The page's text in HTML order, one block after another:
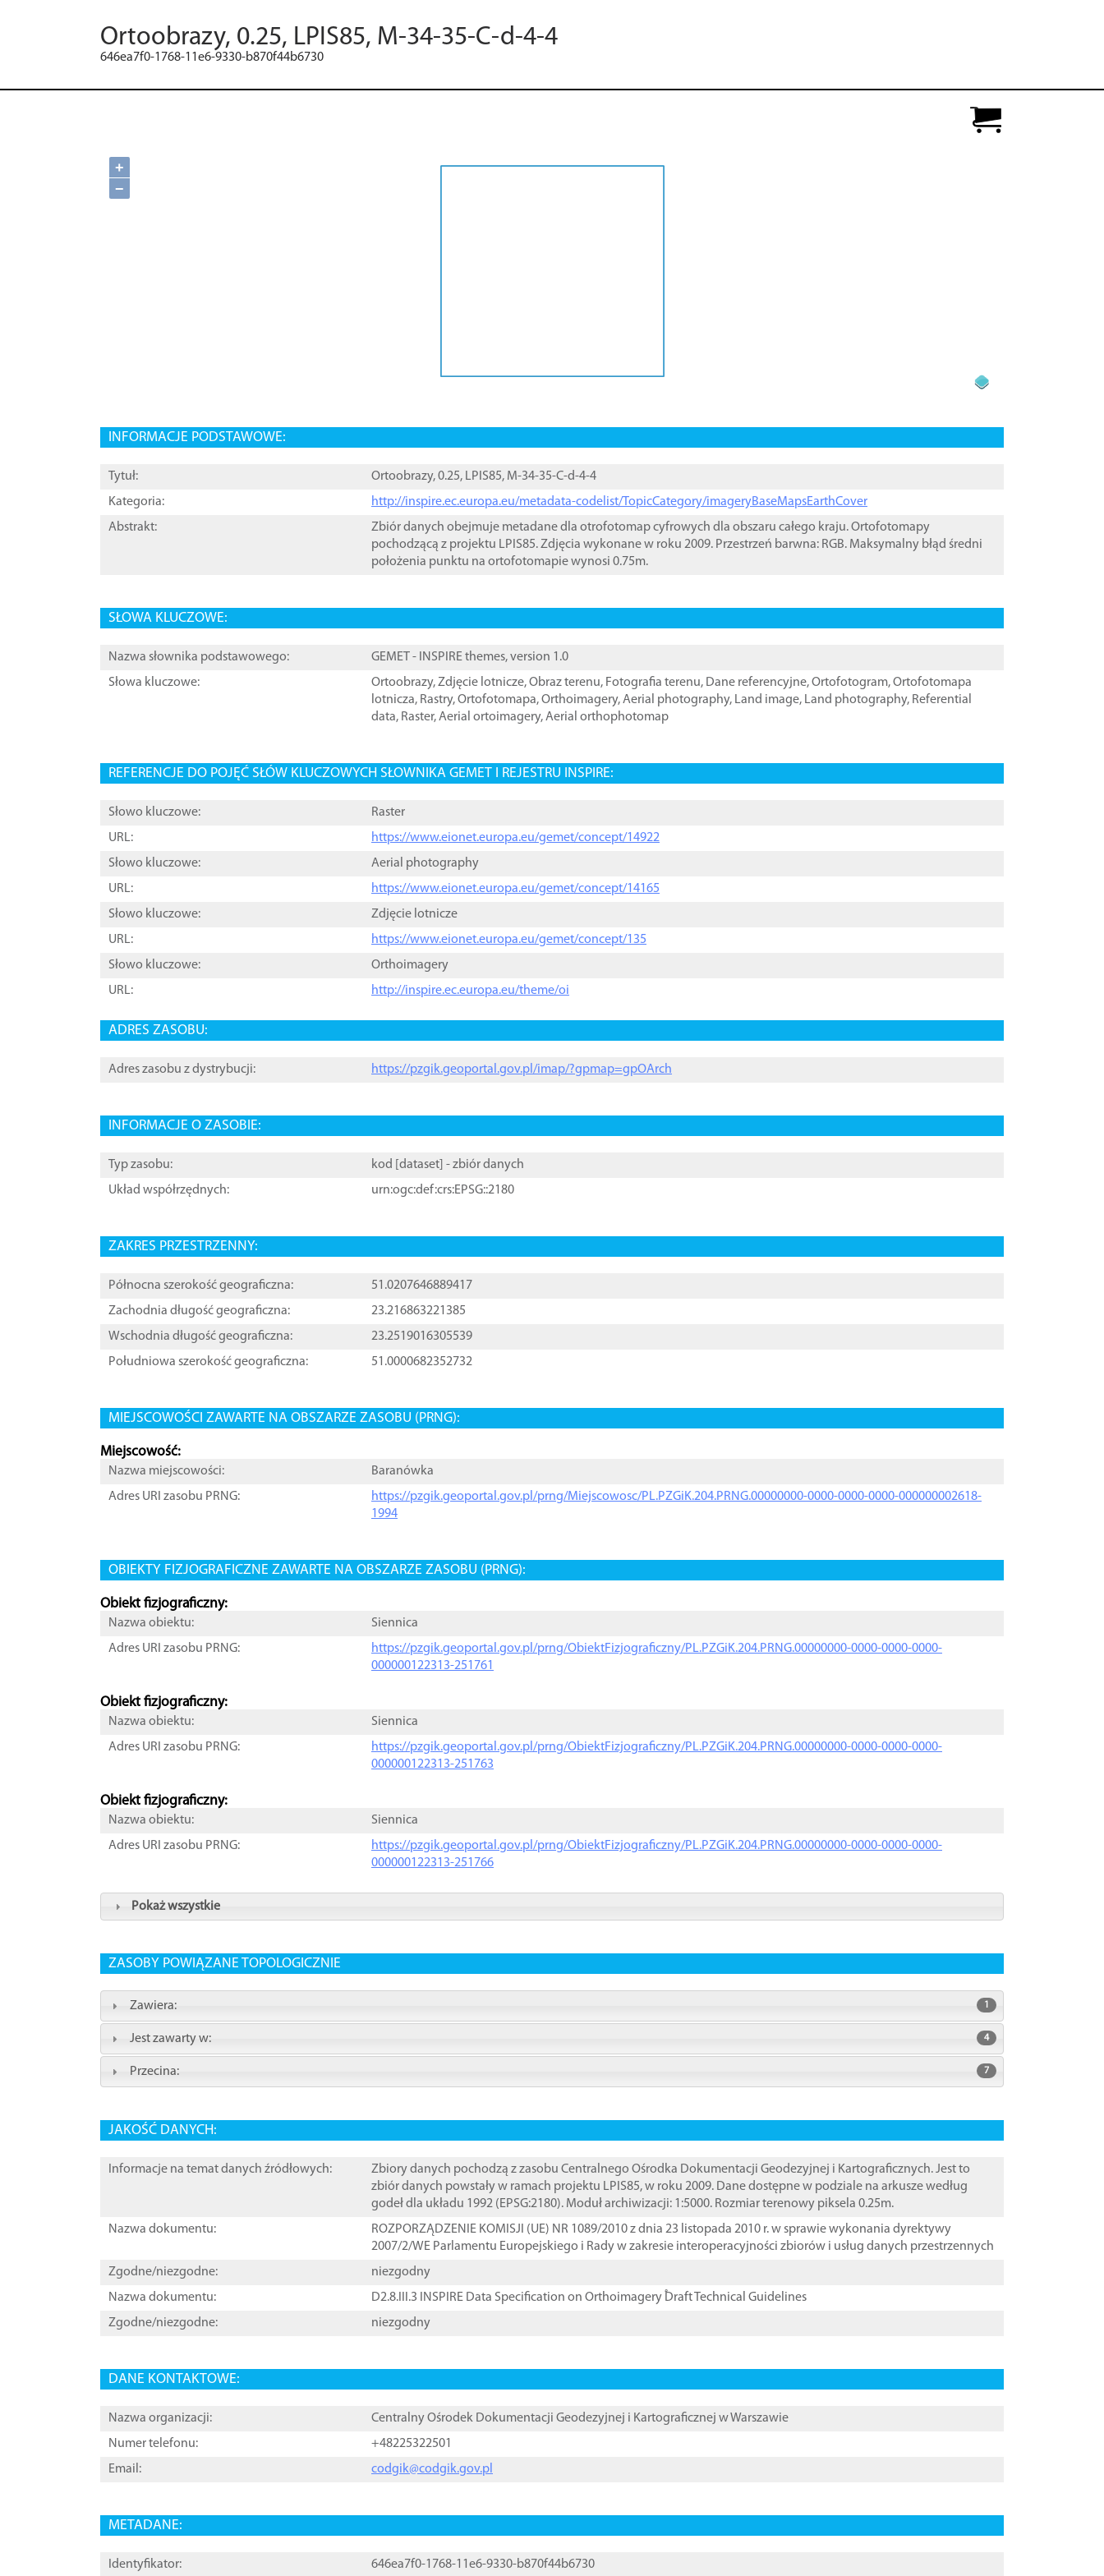
Ortoobrazy, 0.25, LPIS85, M-34-35-C-d-4-4
646ea7f0-1768-11e6-9330-b870f44b6730
+
−
INFORMACJE PODSTAWOWE:
Tytuł:
Ortoobrazy, 0.25, LPIS85, M-34-35-C-d-4-4
Kategoria:
http://inspire.ec.europa.eu/metadata-codelist/TopicCategory/imageryBaseMapsEarthCover
Abstrakt:
Zbiór danych obejmuje metadane dla otrofotomap cyfrowych dla obszaru całego kraju. Ortofotomapy
pochodzącą z projektu LPIS85. Zdjęcia wykonane w roku 2009. Przestrzeń barwna: RGB. Maksymalny błąd średni
położenia punktu na ortofotomapie wynosi 0.75m.
SŁOWA KLUCZOWE:
Nazwa słownika podstawowego:
GEMET - INSPIRE themes, version 1.0
Słowa kluczowe:
Ortoobrazy,Zdjęcie lotnicze,Obraz terenu, Fotografia terenu, Dane referencyjne,Ortofotogram,Ortofotomapa
lotnicza, Rastry,Ortofotomapa,Orthoimagery,Aerial photography, Land image, Land photography, Referential
data, Raster,Aerial ortoimagery,Aerial orthophotomap
REFERENCJE DO POJĘĆ SŁÓW KLUCZOWYCH SŁOWNIKA GEMET I REJESTRU INSPIRE:
Słowo kluczowe:
Raster
URL:
https://www.eionet.europa.eu/gemet/concept/14922
Słowo kluczowe:
Aerial photography
URL:
https://www.eionet.europa.eu/gemet/concept/14165
Słowo kluczowe:
Zdjęcie lotnicze
URL:
https://www.eionet.europa.eu/gemet/concept/135
Słowo kluczowe:
Orthoimagery
URL:
http://inspire.ec.europa.eu/theme/oi
ADRES ZASOBU:
Adres zasobu z dystrybucji: https://pzgik.geoportal.gov.pl/imap/?gpmap=gpOArch
INFORMACJE O ZASOBIE:
Typ zasobu: kod [ dataset ] - zbiór danych
Układ współrzędnych:
urn:ogc:def:crs:EPSG::2180
ZAKRES PRZESTRZENNY:
Północna szerokość geograficzna:
51.0207646889417
Zachodnia długość geograficzna:
23.216863221385
Wschodnia długość geograficzna:
23.2519016305539
Południowa szerokość geograficzna:
51.0000682352732
MIEJSCOWOŚCI ZAWARTE NA OBSZARZE ZASOBU (PRNG):
Miejscowość:
Nazwa miejscowości:
Baranówka
Adres URI zasobu PRNG:
https://pzgik.geoportal.gov.pl/prng/Miejscowosc/PL.PZGiK.204.PRNG.00000000-0000-0000-0000-000000002618-
1994
OBIEKTY FIZJOGRAFICZNE ZAWARTE NA OBSZARZE ZASOBU (PRNG):
Obiekt fizjograficzny:
Nazwa obiektu:
Siennica
Adres URI zasobu PRNG:
https://pzgik.geoportal.gov.pl/prng/ObiektFizjograficzny/PL.PZGiK.204.PRNG.00000000-0000-0000-0000-
000000122313-251761
Obiekt fizjograficzny:
Nazwa obiektu:
Siennica
Adres URI zasobu PRNG:
https://pzgik.geoportal.gov.pl/prng/ObiektFizjograficzny/PL.PZGiK.204.PRNG.00000000-0000-0000-0000-
000000122313-251763
Obiekt fizjograficzny:
Nazwa obiektu:
Siennica
Adres URI zasobu PRNG:
https://pzgik.geoportal.gov.pl/prng/ObiektFizjograficzny/PL.PZGiK.204.PRNG.00000000-0000-0000-0000-
000000122313-251766
Pokaż wszystkie
ZASOBY POWIĄZANE TOPOLOGICZNIE
Zawiera: 1
Jest zawarty w: 4
Przecina: 7
JAKOŚĆ DANYCH:
Informacje na temat danych źródłowych:
Zbiory danych pochodzą z zasobu Centralnego Ośrodka Dokumentacji Geodezyjnej i Kartograficznych. Jest to
zbiór danych powstały w ramach projektu LPIS85, w roku 2009. Dane dostępne w podziale na arkusze według
godeł dla układu 1992 (EPSG:2180). Moduł archiwizacji: 1:5000. Rozmiar terenowy piksela 0.25m.
Nazwa dokumentu:
ROZPORZĄDZENIE KOMISJI (UE) NR 1089/2010 z dnia 23 listopada 2010 r. w sprawie wykonania dyrektywy
2007/2/WE Parlamentu Europejskiego i Rady w zakresie interoperacyjności zbiorów i usług danych przestrzennych
Zgodne/niezgodne:
niezgodny
Nazwa dokumentu:
D2.8.III.3 INSPIRE Data Specification on Orthoimagery ֠Draft Technical Guidelines
Zgodne/niezgodne:
niezgodny
DANE KONTAKTOWE:
Nazwa organizacji:
Centralny Ośrodek Dokumentacji Geodezyjnej i Kartograficznej w Warszawie
Numer telefonu:
+48225322501
Email:
codgik@codgik.gov.pl
METADANE:
Identyfikator: 646ea7f0-1768-11e6-9330-b870f44b6730